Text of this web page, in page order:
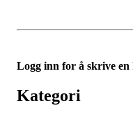
Logg inn for å skrive en
Kategori